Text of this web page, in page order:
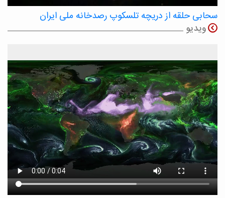
سحابی حلقه از دریچه تلسکوپ رصدخانه ملی ایران
ویدیو